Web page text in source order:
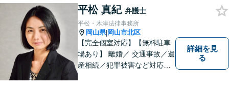
平松 真紀 弁護士
平松・木津法律事務所
岡山県|岡山市北区
【完全個室対応】【無料駐車
場あり】 離婚／ 交通事故／遺
産相続／犯罪被害など対応可
詳細を見
る